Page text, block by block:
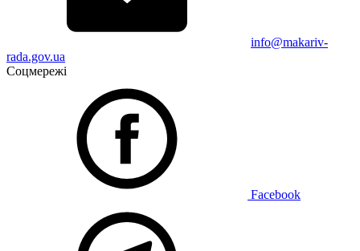
info@makariv-
rada.gov.ua
Соцмережі
Facebook